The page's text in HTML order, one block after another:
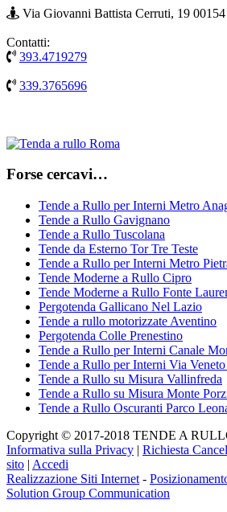
Via Giovanni Battista Cerruti, 19 00154
Contatti:
393.4719279
339.3765696
Forse cercavi…
Tende a Rullo per Interni Metro
Tende a Rullo Gavignano
Tende a Rullo Tuscolana
Tende da Esterno Tor Tre Teste
Tende a Rullo per Interni Metro
Tende Moderne a Rullo Cipro
Tende Moderne a Rullo Fonte
Pergotenda Gallicano Nel Lazio
Tende a rullo motorizzate Aventino
Pergotenda Colle Prenestino
Tende a Rullo per Interni Canale
Tende a Rullo per Interni Via
Tende a Rullo su Misura Vallinfreda
Tende a Rullo su Misura Monte
Tende a Rullo Oscuranti Parco
Copyright © 2017-2018 TENDE A
Informativa sulla Privacy | Richiesta
sito | Accedi
Realizzazione Siti Internet -
Solution Group Communication